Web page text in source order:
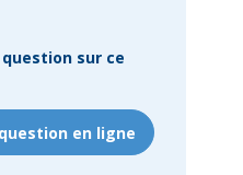
sur ce
en ligne